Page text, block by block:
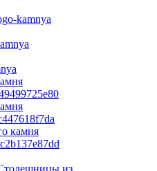
камня
из